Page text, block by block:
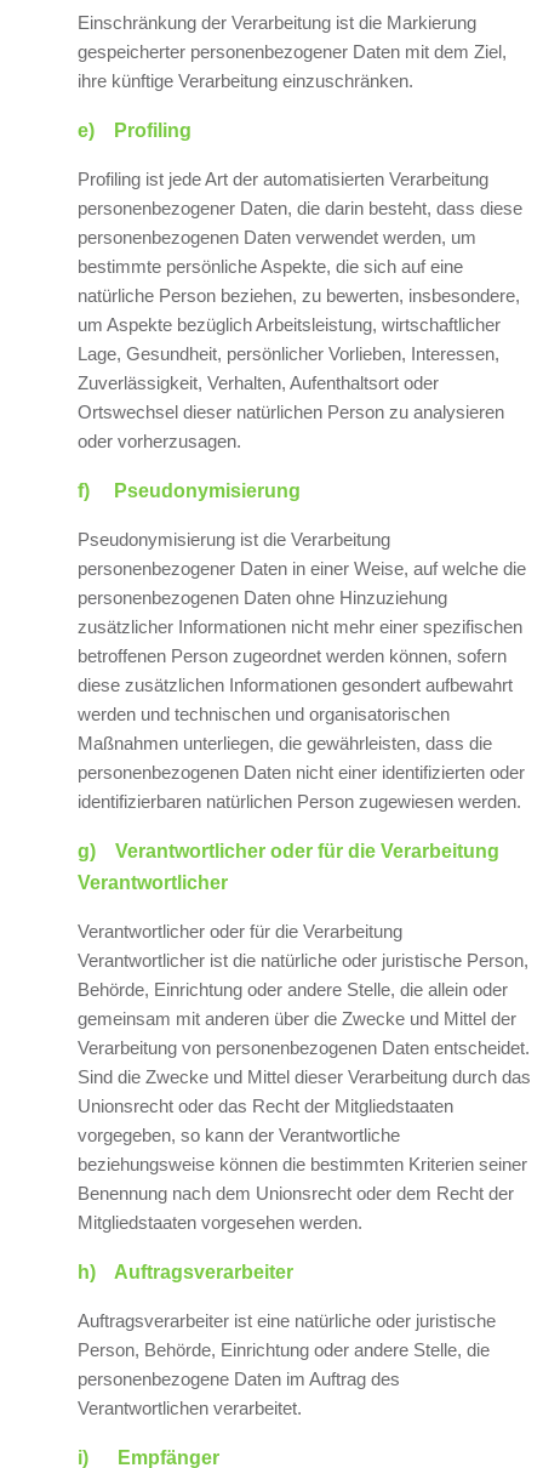
Einschränkung der Verarbeitung ist die Markierung
gespeicherter personenbezogener Daten mit dem Ziel,
ihre künftige Verarbeitung einzuschränken.
e) Profiling
Profiling ist jede Art der automatisierten Verarbeitung
personenbezogener Daten, die darin besteht, dass diese
personenbezogenen Daten verwendet werden, um
bestimmte persönliche Aspekte, die sich auf eine
natürliche Person beziehen, zu bewerten, insbesondere,
um Aspekte bezüglich Arbeitsleistung, wirtschaftlicher
Lage, Gesundheit, persönlicher Vorlieben, Interessen,
Zuverlässigkeit, Verhalten, Aufenthaltsort oder
Ortswechsel dieser natürlichen Person zu analysieren
oder vorherzusagen.
f) Pseudonymisierung
Pseudonymisierung ist die Verarbeitung
personenbezogener Daten in einer Weise, auf welche die
personenbezogenen Daten ohne Hinzuziehung
zusätzlicher Informationen nicht mehr einer spezifischen
betroffenen Person zugeordnet werden können, sofern
diese zusätzlichen Informationen gesondert aufbewahrt
werden und technischen und organisatorischen
Maßnahmen unterliegen, die gewährleisten, dass die
personenbezogenen Daten nicht einer identifizierten oder
identifizierbaren natürlichen Person zugewiesen werden.
g) Verantwortlicher oder für die Verarbeitung
Verantwortlicher
Verantwortlicher oder für die Verarbeitung
Verantwortlicher ist die natürliche oder juristische Person,
Behörde, Einrichtung oder andere Stelle, die allein oder
gemeinsam mit anderen über die Zwecke und Mittel der
Verarbeitung von personenbezogenen Daten entscheidet.
Sind die Zwecke und Mittel dieser Verarbeitung durch das
Unionsrecht oder das Recht der Mitgliedstaaten
vorgegeben, so kann der Verantwortliche
beziehungsweise können die bestimmten Kriterien seiner
Benennung nach dem Unionsrecht oder dem Recht der
Mitgliedstaaten vorgesehen werden.
h) Auftragsverarbeiter
Auftragsverarbeiter ist eine natürliche oder juristische
Person, Behörde, Einrichtung oder andere Stelle, die
personenbezogene Daten im Auftrag des
Verantwortlichen verarbeitet.
i) Empfänger